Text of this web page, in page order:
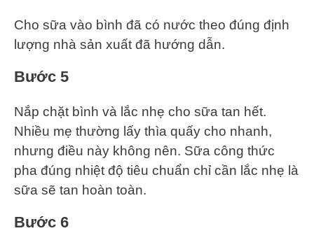
Cho sữa vào bình đã có nước theo đúng định
lượng nhà sản xuất đã hướng dẫn.
Bước 5
Nắp chặt bình và lắc nhẹ cho sữa tan hết.
Nhiều mẹ thường lấy thìa quấy cho nhanh,
nhưng điều này không nên. Sữa công thức
pha đúng nhiệt độ tiêu chuẩn chỉ cần lắc nhẹ là
sữa sẽ tan hoàn toàn.
Bước 6